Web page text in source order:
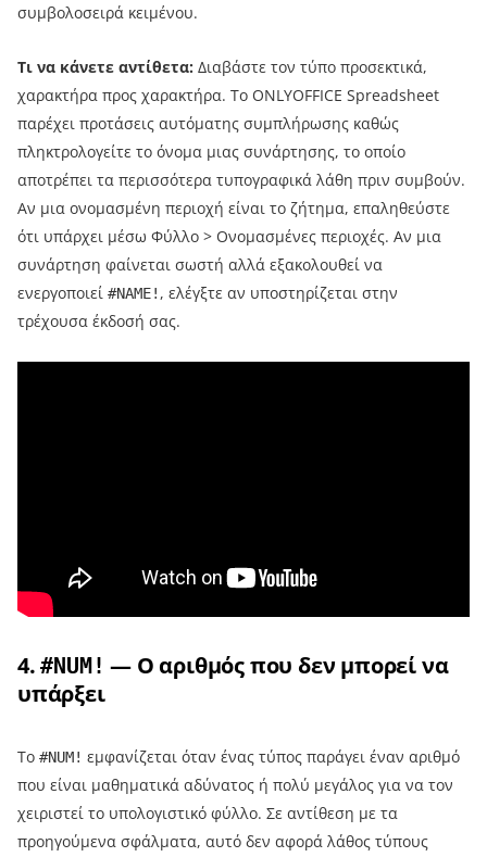
συμβολοσειρά κειμένου.
Τι να κάνετε αντίθετα: Διαβάστε τον τύπο προσεκτικά,
χαρακτήρα προς χαρακτήρα. Το ONLYOFFICE Spreadsheet
παρέχει προτάσεις αυτόματης συμπλήρωσης καθώς
πληκτρολογείτε το όνομα μιας συνάρτησης, το οποίο
αποτρέπει τα περισσότερα τυπογραφικά λάθη πριν συμβούν.
Αν μια ονομασμένη περιοχή είναι το ζήτημα, επαληθεύστε
ότι υπάρχει μέσω Φύλλο > Ονομασμένες περιοχές. Αν μια
συνάρτηση φαίνεται σωστή αλλά εξακολουθεί να
ενεργοποιεί #NAME! , ελέγξτε αν υποστηρίζεται στην
τρέχουσα έκδοσή σας.
4.#NUM! — Ο αριθμός που δεν μπορεί να
υπάρξει
Το #NUM! εμφανίζεται όταν ένας τύπος παράγει έναν αριθμό
που είναι μαθηματικά αδύνατος ή πολύ μεγάλος για να τον
χειριστεί το υπολογιστικό φύλλο. Σε αντίθεση με τα
προηγούμενα σφάλματα, αυτό δεν αφορά λάθος τύπους